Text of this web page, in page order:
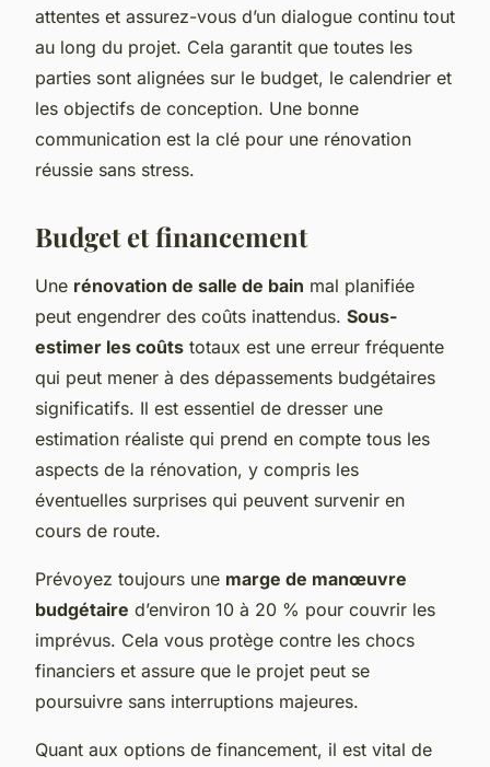
attentes et assurez-vous d’un dialogue continu tout
au long du projet. Cela garantit que toutes les
parties sont alignées sur le budget, le calendrier et
les objectifs de conception. Une bonne
communication est la clé pour une rénovation
réussie sans stress.
Budget et financement
Une rénovation de salle de bain mal planifiée
peut engendrer des coûts inattendus. Sous-
estimer les coûts totaux est une erreur fréquente
qui peut mener à des dépassements budgétaires
significatifs. Il est essentiel de dresser une
estimation réaliste qui prend en compte tous les
aspects de la rénovation, y compris les
éventuelles surprises qui peuvent survenir en
cours de route.
Prévoyez toujours une marge de manœuvre
budgétaire d’environ 10 à 20 % pour couvrir les
imprévus. Cela vous protège contre les chocs
financiers et assure que le projet peut se
poursuivre sans interruptions majeures.
Quant aux options de financement, il est vital de